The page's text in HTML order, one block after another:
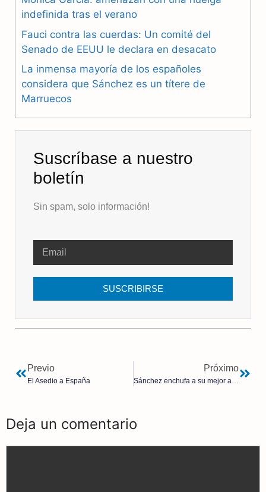
o
k
a
m
p
p
indefinida tras el verano
Fauci contra las cuerdas: Un comité del
Senado de EEUU le declara en desacato
La inmensa mayoría de los españoles
considera que Sánchez es un títere de
Marruecos
Suscríbase a nuestro
boletín
Sin spam, solo información!
SUSCRIBIRSE
Previo
El Asedio a España
Próximo
Sánchez enchufa a su mejor amigo
Deja un comentario